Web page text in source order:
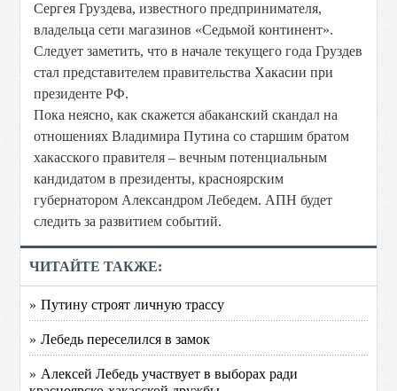
Сергея Груздева, известного предпринимателя,
владельца сети магазинов «Седьмой континент».
Следует заметить, что в начале текущего года Груздев
стал представителем правительства Хакасии при
президенте РФ.
Пока неясно, как скажется абаканский скандал на
отношениях Владимира Путина со старшим братом
хакасского правителя – вечным потенциальным
кандидатом в президенты, красноярским
губернатором Александром Лебедем. АПН будет
следить за развитием событий.
ЧИТАЙТЕ ТАКЖЕ:
» Путину строят личную трассу
» Лебедь переселился в замок
» Алексей Лебедь участвует в выборах ради